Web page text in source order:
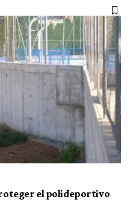
el polideportivo